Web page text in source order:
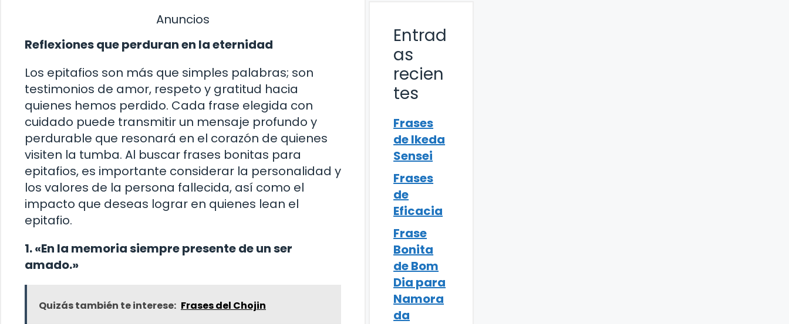
Anuncios
Reflexiones que perduran en la eternidad
Los epitafios son más que simples palabras; son
testimonios de amor, respeto y gratitud hacia
quienes hemos perdido. Cada frase elegida con
cuidado puede transmitir un mensaje profundo y
perdurable que resonará en el corazón de quienes
visiten la tumba. Al buscar frases bonitas para
epitafios, es importante considerar la personalidad y
los valores de la persona fallecida, así como el
impacto que deseas lograr en quienes lean el
epitafio.
1. «En la memoria siempre presente de un ser
amado.»
Quizás también te interese: Frases del Chojin
Entrad
as
recien
tes
Frases
de Ikeda
Sensei
Frases
de
Eficacia
Frase
Bonita
de Bom
Dia para
Namora
da